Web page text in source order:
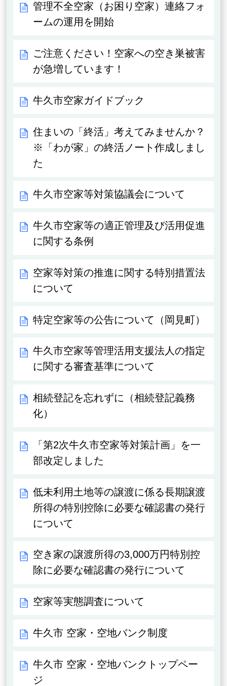
管理不全空家（お困り空家）連絡フォ
ームの運用を開始
ご注意ください！空家への空き巣被害
が急増しています！
牛久市空家ガイドブック
住まいの「終活」考えてみませんか？
※「わが家」の終活ノート作成しまし
た
牛久市空家等対策協議会について
牛久市空家等の適正管理及び活用促進
に関する条例
空家等対策の推進に関する特別措置法
について
特定空家等の公告について（岡見町）
牛久市空家等管理活用支援法人の指定
に関する審査基準について
相続登記を忘れずに（相続登記義務
化）
「第2次牛久市空家等対策計画」を一
部改定しました
低未利用土地等の譲渡に係る長期譲渡
所得の特別控除に必要な確認書の発行
について
空き家の譲渡所得の3,000万円特別控
除に必要な確認書の発行について
空家等実態調査について
牛久市 空家・空地バンク制度
牛久市 空家・空地バンクトップペー
ジ